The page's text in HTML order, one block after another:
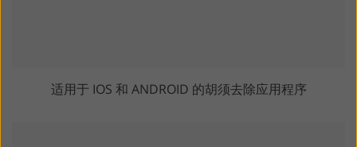
适用于 IOS 和 ANDROID 的胡须去除应用程序